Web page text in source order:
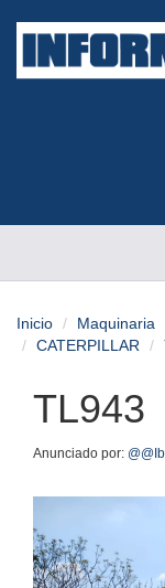
Inicio Maquinaria
CATERPILLAR
TL943
Anunciado por: